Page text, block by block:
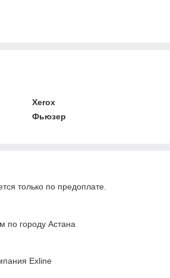
Xerox
Фьюзер
только по предоплате.
по городу Астана
Exline